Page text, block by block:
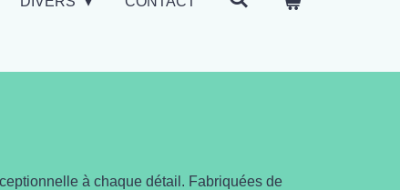
à chaque détail. Fabriquées de